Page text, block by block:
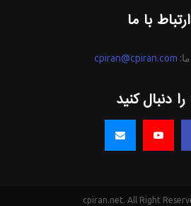
ارتباط با ما
cpiran@cpiran.com
را دنبال کنید